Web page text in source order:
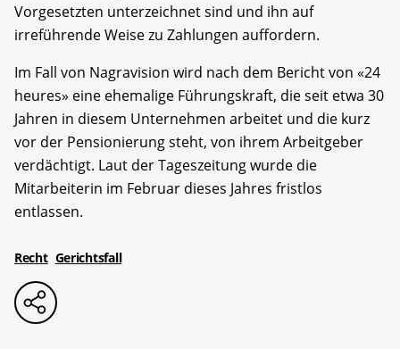
Vorgesetzten unterzeichnet sind und ihn auf
irreführende Weise zu Zahlungen auffordern.
Im Fall von Nagravision wird nach dem Bericht von «24
heures» eine ehemalige Führungskraft, die seit etwa 30
Jahren in diesem Unternehmen arbeitet und die kurz
vor der Pensionierung steht, von ihrem Arbeitgeber
verdächtigt. Laut der Tageszeitung wurde die
Mitarbeiterin im Februar dieses Jahres fristlos
entlassen.
Recht Gerichtsfall